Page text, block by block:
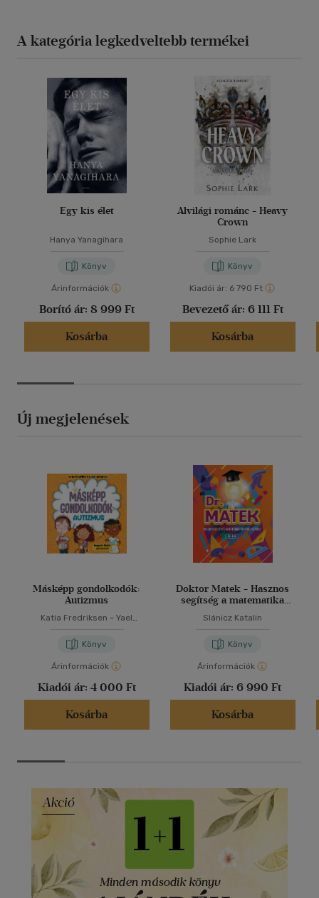
A kategória legkedveltebb termékei
Egy kis élet
Hanya Yanagihara
Könyv
Árinformációk
Borító ár: 8 999 Ft
Kosárba
Alvilági románc - Heavy
Crown
Sophie Lark
Könyv
Kiadói ár: 6 790 Ft
Bevezető ár: 6 111 Ft
Kosárba
Új megjelenések
Másképp gondolkodók:
Autizmus
Katia Fredriksen - Yael
Könyv
Árinformációk
Kiadói ár: 4 000 Ft
Kosárba
Doktor Matek - Hasznos
segítség a matematika
Slánicz Katalin
Könyv
Árinformációk
Kiadói ár: 6 990 Ft
Kosárba